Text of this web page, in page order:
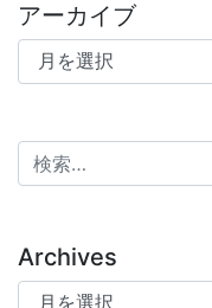
アーカイブ
アーカイブ
検索:
Archives
Archives